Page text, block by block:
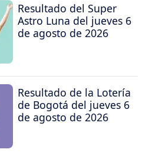
Resultado del Super
Astro Luna del jueves 6
de agosto de 2026
Resultado de la Lotería
de Bogotá del jueves 6
de agosto de 2026